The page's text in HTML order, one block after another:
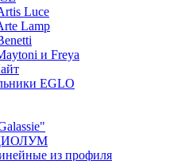
Luce
Lamp
и Freya
EGLO
из профиля